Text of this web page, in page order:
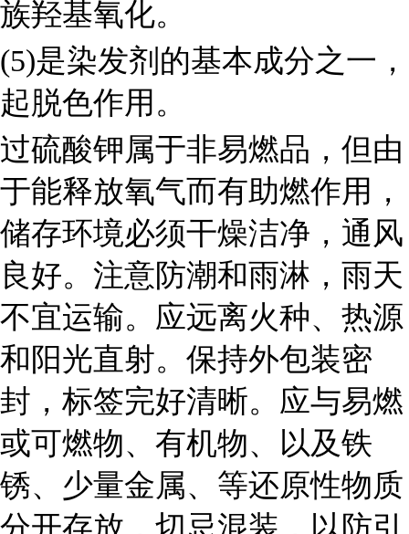
族羟基氧化。
(5)是染发剂的基本成分之一，
起脱色作用。
过硫酸钾属于非易燃品，但由
于能释放氧气而有助燃作用，
储存环境必须干燥洁净，通风
良好。注意防潮和雨淋，雨天
不宜运输。应远离火种、热源
和阳光直射。保持外包装密
封，标签完好清晰。应与易燃
或可燃物、有机物、以及铁
锈、少量金属、等还原性物质
分开存放，切忌混装，以防引